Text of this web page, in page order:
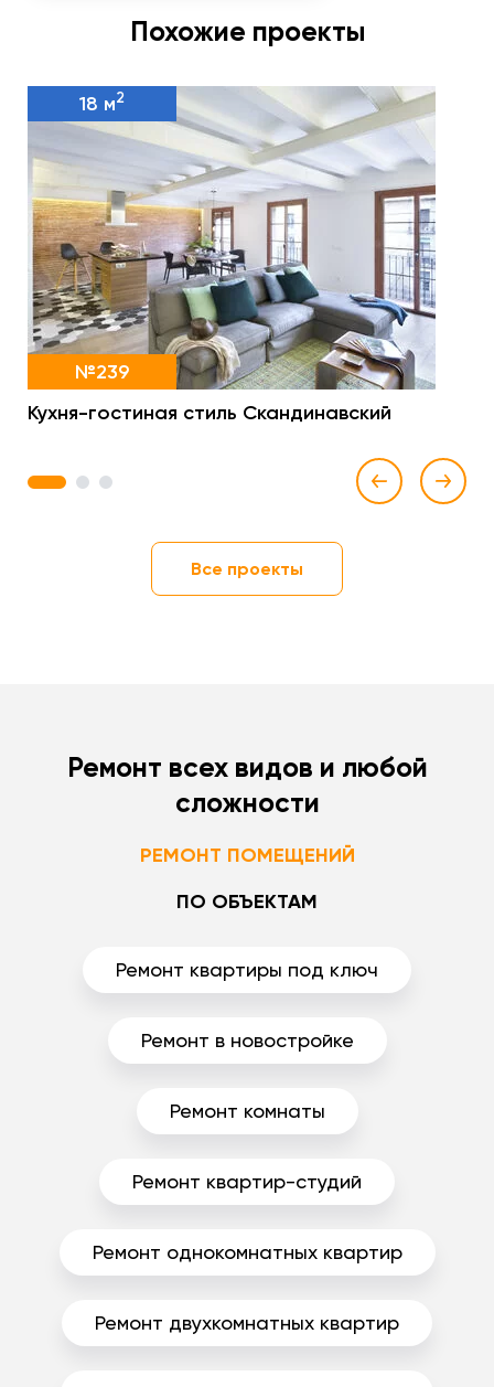
Похожие проекты
18 м2
№239
Кухня-гостиная стиль Скандинавский
1 2 3
Все проекты
Ремонт всех видов и любой
сложности
РЕМОНТ ПОМЕЩЕНИЙ
ПО ОБЪЕКТАМ
Ремонт квартиры под ключ
Ремонт в новостройке
Ремонт комнаты
Ремонт квартир-студий
Ремонт однокомнатных квартир
Ремонт двухкомнатных квартир